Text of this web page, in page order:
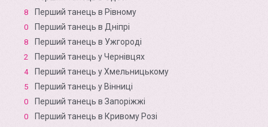
8 Перший танець в Рівному
0 Перший танець в Дніпрі
8 Перший танець в Ужгороді
2 Перший танець у Чернівцях
4 Перший танець у Хмельницькому
5 Перший танець у Вінниці
0 Перший танець в Запоріжжі
0 Перший танець в Кривому Розі